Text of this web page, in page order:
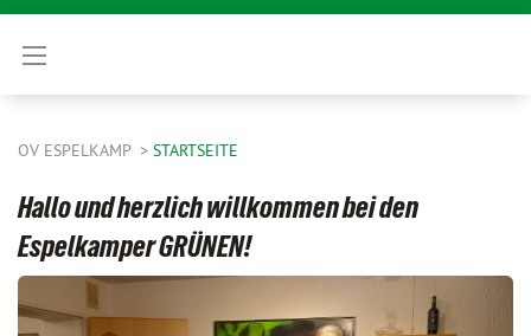
OV ESPELKAMP STARTSEITE
Hallo und herzlich willkommen bei den
Espelkamper GRÜNEN!